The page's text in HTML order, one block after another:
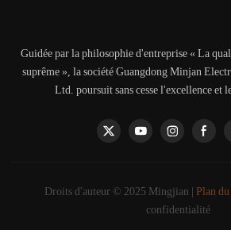
Guidée par la philosophie d'entreprise « La
suprême », la société Guangdong Minjan
Ltd. poursuit sans cesse l'excellence et
Droits d'auteur © 2025 Mingjian | Plan
confidentialité